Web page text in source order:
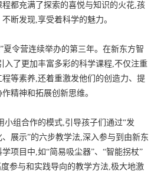
都充满了探索的喜悦与知识的火花,孩
断发现,享受着科学的魅力。
夏令营连续举办的第三年。在新东方智
入了更加丰富多彩的科学课程,不仅注重
等素养,还着重激发他们的创造力、提
精神和拓展创新思维。
小组合作的模式,引导孩子们通过“发
展示”的六步教学法,深入参与到由新东
项目中,如“简易吸尘器”、“智能拐杖”
参与和实践导向的教学方法,极大地激